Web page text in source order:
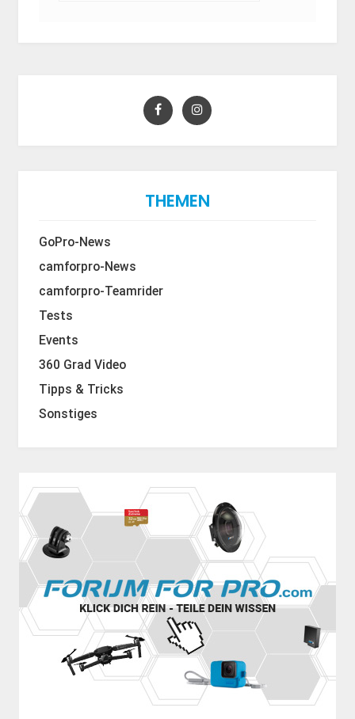
THEMEN
GoPro-News
camforpro-News
camforpro-Teamrider
Tests
Events
360 Grad Video
Tipps & Tricks
Sonstiges